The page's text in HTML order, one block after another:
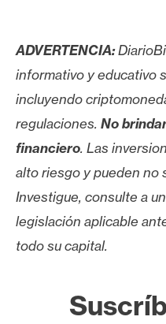
ADVERTENCIA:
informativo y educativo
incluyendo
regulaciones. No
financiero. Las
alto riesgo y pueden no
Investigue, consulte a
legislación aplicable
todo su capital.